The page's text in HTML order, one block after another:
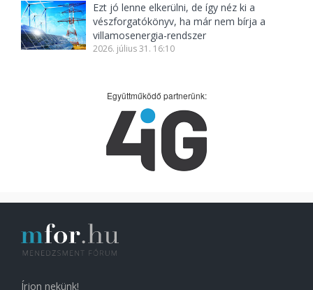
Ezt jó lenne elkerülni, de így néz ki a
vészforgatókönyv, ha már nem bírja a
villamosenergia-rendszer
2026. július 31. 16:10
Együttműködő partnerünk:
Írjon nekünk!